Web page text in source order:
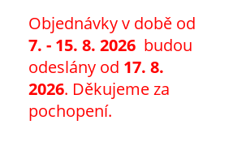
Objednávky v době od
7. - 15. 8. 2026 budou
odeslány od 17. 8.
2026. Děkujeme za
pochopení.